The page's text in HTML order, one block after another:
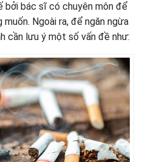
bác sĩ có chuyên môn để
Ngoài ra, để ngăn ngừa
cần lưu ý một số vấn đề như: